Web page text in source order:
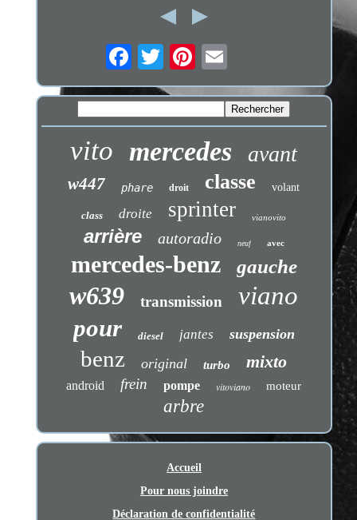
vito mercedes avant
w447 phare droit classe volant
class droite sprinter vianovito
arrière autoradio neuf avec
mercedes-benz gauche
w639 transmission viano
pour diesel jantes suspension
benz original turbo mixto
android frein pompe vitoviano moteur
arbre
Accueil
Pour nous joindre
Déclaration de confidentialité